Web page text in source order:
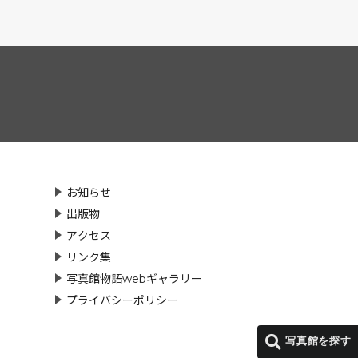
写真館を探す
お知らせ
出版物
アクセス
リンク集
写真館物語webギャラリー
プライバシーポリシー